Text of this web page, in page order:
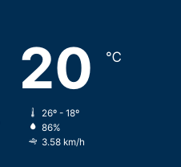
20 ℃
26º - 18º
86%
3.58 km/h